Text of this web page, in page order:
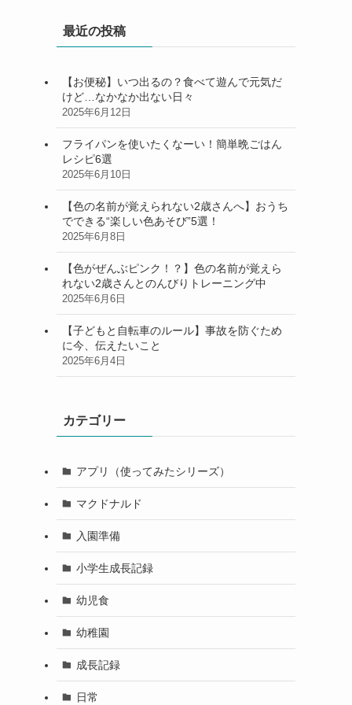
最近の投稿
【お便秘】いつ出るの？食べて遊んで元気だ
けど…なかなか出ない日々
2025年6月12日
フライパンを使いたくなーい！簡単晩ごはん
レシピ6選
2025年6月10日
【色の名前が覚えられない2歳さんへ】おうち
でできる“楽しい色あそび”5選！
2025年6月8日
【色がぜんぶピンク！？】色の名前が覚えら
れない2歳さんとのんびりトレーニング中
2025年6月6日
【子どもと自転車のルール】事故を防ぐため
に今、伝えたいこと
2025年6月4日
カテゴリー
アプリ（使ってみたシリーズ）
マクドナルド
入園準備
小学生成長記録
幼児食
幼稚園
成長記録
日常